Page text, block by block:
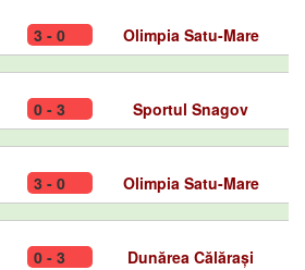
3 - 0 Olimpia Satu-Mare
0 - 3 Sportul Snagov
3 - 0 Olimpia Satu-Mare
0 - 3 Dunărea Călărași